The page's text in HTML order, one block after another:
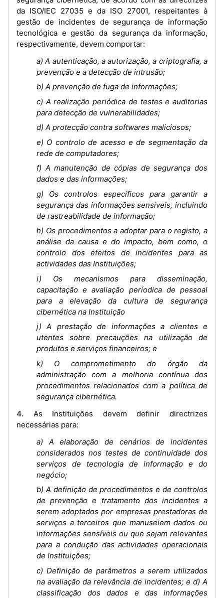
da ISO/IEC 27035 e da ISO 27001, respeitantes à
gestão de incidentes de segurança de informação
tecnológica e gestão da segurança da informação,
respectivamente, devem comportar:
a) A autenticação, a autorização, a criptografia, a
prevenção e a detecção de intrusão;
b) A prevenção de fuga de informações;
c) A realização periódica de testes e auditorias
para detecção de vulnerabilidades;
d) A protecção contra softwares maliciosos;
e) O controlo de acesso e de segmentação da
rede de computadores;
f) A manutenção de cópias de segurança dos
dados e das informações;
g) Os controlos específicos para garantir a
segurança das informações sensíveis, incluindo
de rastreabilidade de informação;
h) Os procedimentos a adoptar para o registo, a
análise da causa e do impacto, bem como, o
controlo dos efeitos de incidentes para as
actividades das Instituições;
i) Os mecanismos para disseminação,
capacitação e avaliação períodica de pessoal
para a elevação da cultura de segurança
cibernética na Instituição
j) A prestação de informações a clientes e
utentes sobre precauções na utilização de
produtos e serviços financeiros; e
k) O comprometimento do órgão da
administração com a melhoria contínua dos
procedimentos relacionados com a política de
segurança cibernética.
4. As Instituições devem definir directrizes
necessárias para:
a) A elaboração de cenários de incidentes
considerados nos testes de continuidade dos
serviços de tecnologia de informação e do
negócio;
b) A definição de procedimentos e de controlos
de prevenção e tratamento dos incidentes a
serem adoptados por empresas prestadoras de
serviços a terceiros que manuseiem dados ou
informações sensíveis ou que sejam relevantes
para a condução das actividades operacionais
de Instituições;
c) Definição de parâmetros a serem utilizados
na avaliação da relevância de incidentes; e d) A
classificação dos dados e das informações